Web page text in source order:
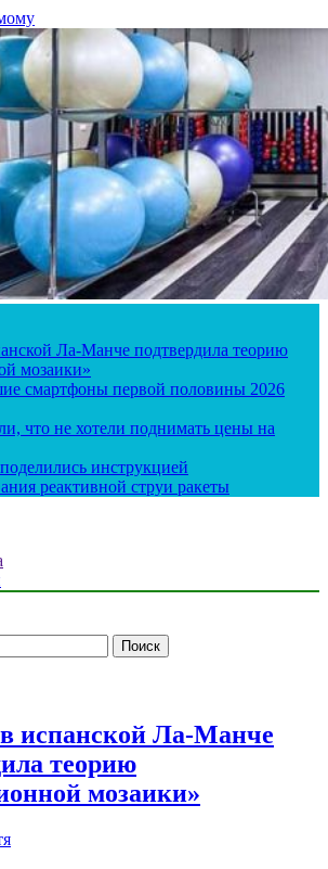
Ла-Манче подтвердила теорию
мозаики»
смартфоны первой половины 2026
что не хотели поднимать цены на
инструкцией
реактивной струи ракеты
испанской Ла-Манче
теорию
мозаики»